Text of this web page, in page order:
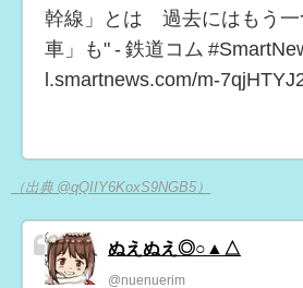
幹線」とは 過去にはもう一
車」も" - 鉄道コム
l.smartnews.com/m-
（出典 @qQIIY6KoxS9NGB5）
ぬえぬえ◎○▲△
@nuenuerim